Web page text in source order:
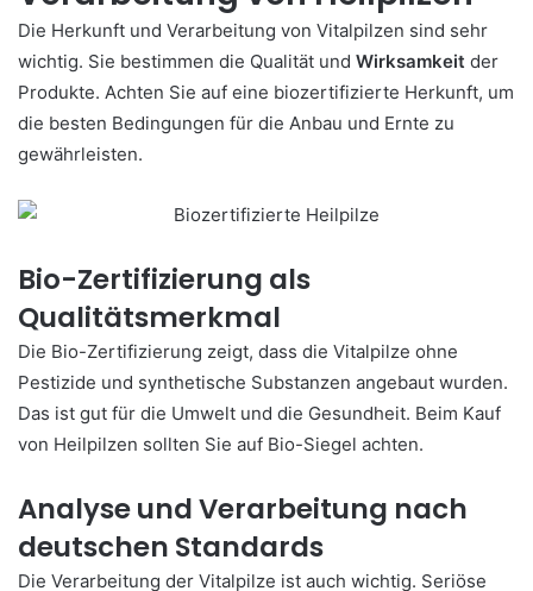
Die Herkunft und Verarbeitung von Vitalpilzen sind sehr
wichtig. Sie bestimmen die Qualität und Wirksamkeit der
Produkte. Achten Sie auf eine biozertifizierte Herkunft, um
die besten Bedingungen für die Anbau und Ernte zu
gewährleisten.
Bio-Zertifizierung als
Qualitätsmerkmal
Die Bio-Zertifizierung zeigt, dass die Vitalpilze ohne
Pestizide und synthetische Substanzen angebaut wurden.
Das ist gut für die Umwelt und die Gesundheit. Beim Kauf
von Heilpilzen sollten Sie auf Bio-Siegel achten.
Analyse und Verarbeitung nach
deutschen Standards
Die Verarbeitung der Vitalpilze ist auch wichtig. Seriöse